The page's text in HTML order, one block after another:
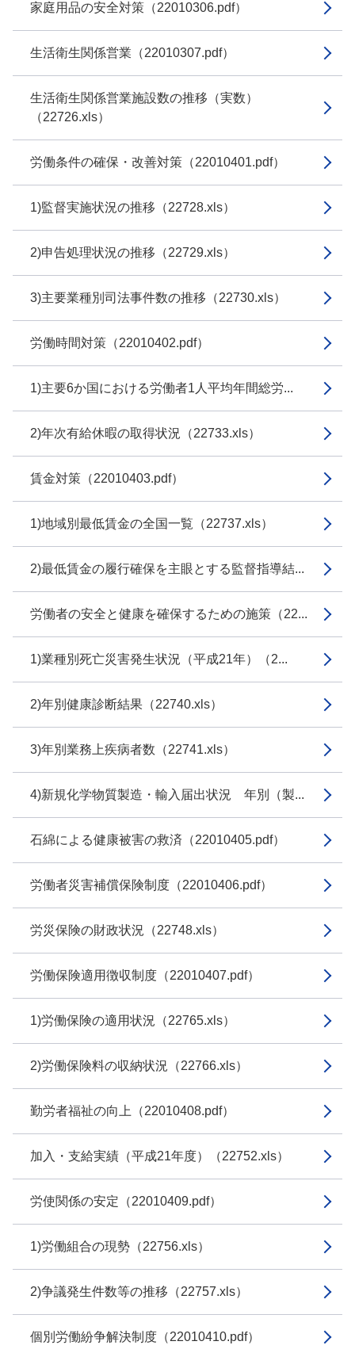
家庭用品の安全対策（22010306.pdf）
生活衛生関係営業（22010307.pdf）
生活衛生関係営業施設数の推移（実数）
（22726.xls）
労働条件の確保・改善対策（22010401.pdf）
1)監督実施状況の推移（22728.xls）
2)申告処理状況の推移（22729.xls）
3)主要業種別司法事件数の推移（22730.xls）
労働時間対策（22010402.pdf）
1)主要6か国における労働者1人平均年間総労...
2)年次有給休暇の取得状況（22733.xls）
賃金対策（22010403.pdf）
1)地域別最低賃金の全国一覧（22737.xls）
2)最低賃金の履行確保を主眼とする監督指導結...
労働者の安全と健康を確保するための施策（22...
1)業種別死亡災害発生状況（平成21年）（2...
2)年別健康診断結果（22740.xls）
3)年別業務上疾病者数（22741.xls）
4)新規化学物質製造・輸入届出状況 年別（製...
石綿による健康被害の救済（22010405.pdf）
労働者災害補償保険制度（22010406.pdf）
労災保険の財政状況（22748.xls）
労働保険適用徴収制度（22010407.pdf）
1)労働保険の適用状況（22765.xls）
2)労働保険料の収納状況（22766.xls）
勤労者福祉の向上（22010408.pdf）
加入・支給実績（平成21年度）（22752.xls）
労使関係の安定（22010409.pdf）
1)労働組合の現勢（22756.xls）
2)争議発生件数等の推移（22757.xls）
個別労働紛争解決制度（22010410.pdf）